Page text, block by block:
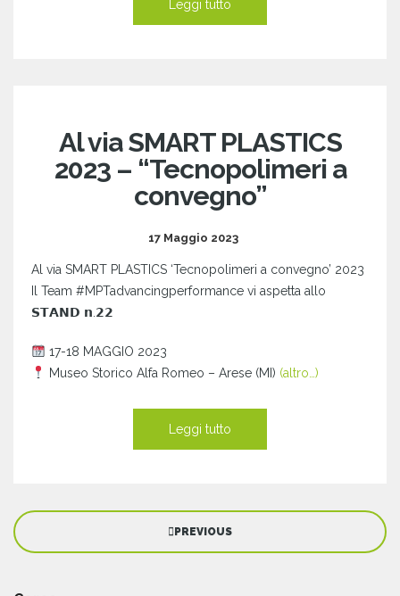
Leggi tutto
Al via SMART PLASTICS
2023 – “Tecnopolimeri a
convegno”
17 Maggio 2023
Al via SMART PLASTICS ‘Tecnopolimeri a convegno’ 2023
Il Team #MPTadvancingperformance vi aspetta allo
𝗦𝗧𝗔𝗡𝗗 𝗻.𝟮𝟮
17-18 MAGGIO 2023
Museo Storico Alfa Romeo – Arese (MI) (altro…)
Leggi tutto
PREVIOUS